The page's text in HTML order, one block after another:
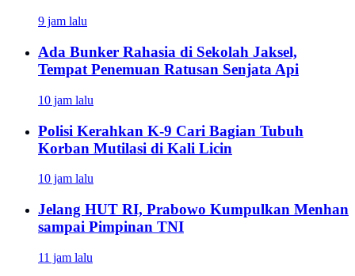
9 jam lalu
Ada Bunker Rahasia di Sekolah Jaksel,
Tempat Penemuan Ratusan Senjata Api
10 jam lalu
Polisi Kerahkan K-9 Cari Bagian Tubuh
Korban Mutilasi di Kali Licin
10 jam lalu
Jelang HUT RI, Prabowo Kumpulkan Menhan
sampai Pimpinan TNI
11 jam lalu